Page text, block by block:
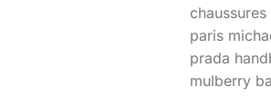
paris
prada
mulberry